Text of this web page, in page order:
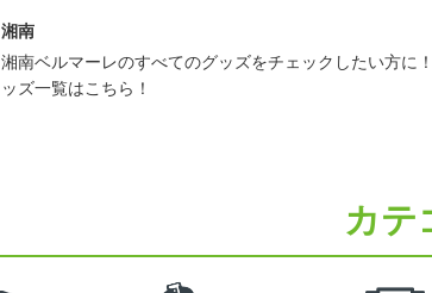
湘南
湘南ベルマーレのすべてのグッズをチェックしたい方に
ッズ一覧はこちら！
カテ